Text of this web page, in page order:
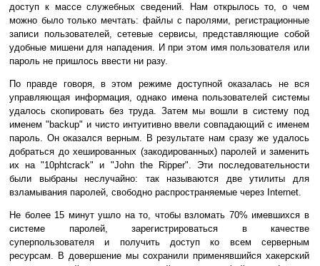
доступ к массе служебных сведений. Нам открылось то, о чем
можно было только мечтать: файлы с паролями, регистрационные
записи пользователей, сетевые сервисы, представляющие собой
удобные мишени для нападения. И при этом имя пользователя или
пароль не пришлось ввести ни разу.
По правде говоря, в этом режиме доступной оказалась не вся
управляющая информация, однако имена пользователей системы
удалось скопировать без труда. Затем мы вошли в систему под
именем "backup" и чисто интуитивно ввели совпадающий с именем
пароль. Он оказался верным. В результате нам сразу же удалось
добраться до хешированных (закодированных) паролей и заменить
их на "10phtcrack" и "John the Ripper". Эти последовательности
были выбраны неслучайно: так называются две утилиты для
взламывания паролей, свободно распространяемые через Internet.
Не более 15 минут ушло на то, чтобы взломать 70% имевшихся в
системе паролей, зарегистрироваться в качестве
суперпользователя и получить доступ ко всем серверным
ресурсам. В довершение мы сохранили применявшийся хакерский